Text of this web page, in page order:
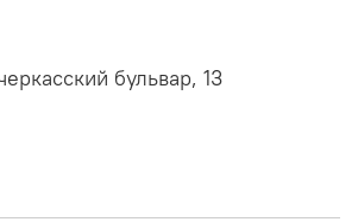
бульвар, 13